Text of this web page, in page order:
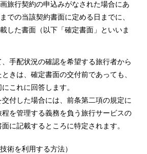
旅行契約の申込みがなされた場合にあ
での当該契約書面に定める日までに、
した書面（以下「確定書面」といいま
手配状況の確認を希望する旅行者から
きは、確定書面の交付前であっても、
これに回答します。
付した場合には、前条第二項の規定に
を管理する義務を負う旅行サービスの
に記載するところに特定されます。
術を利用する方法）